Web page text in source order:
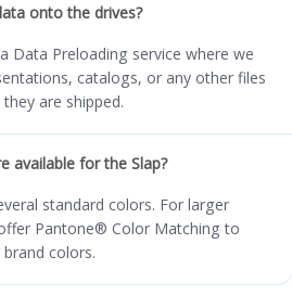
onto the drives?
Data Preloading service where we
catalogs, or any other files
are shipped.
available for the Slap?
standard colors. For larger
Pantone® Color Matching to
colors.